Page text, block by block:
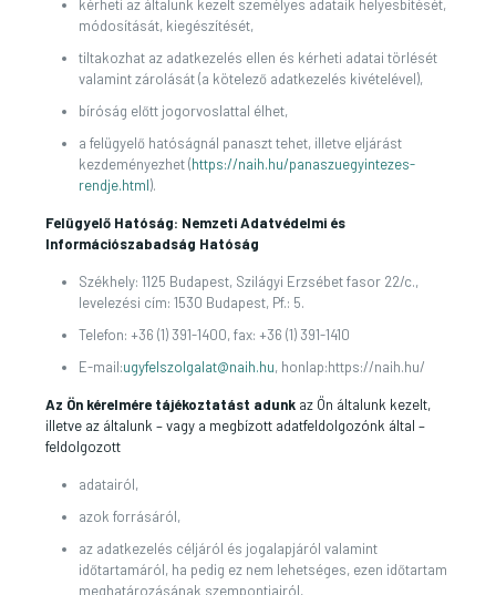
kérheti az általunk kezelt személyes adataik helyesbítését,
módosítását, kiegészítését,
tiltakozhat az adatkezelés ellen és kérheti adatai törlését
valamint zárolását (a kötelező adatkezelés kivételével),
bíróság előtt jogorvoslattal élhet,
a felügyelő hatóságnál panaszt tehet, illetve eljárást
kezdeményezhet (https://naih.hu/panaszuegyintezes-
rendje.html).
Felügyelő Hatóság: Nemzeti Adatvédelmi és
Információszabadság Hatóság
Székhely: 1125 Budapest, Szilágyi Erzsébet fasor 22/c.,
levelezési cím: 1530 Budapest, Pf.: 5.
Telefon: +36 (1) 391-1400, fax: +36 (1) 391-1410
E-mail:ugyfelszolgalat@naih.hu, honlap:https://naih.hu/
Az Ön kérelmére tájékoztatást adunkaz Ön általunk kezelt,
illetve az általunk – vagy a megbízott adatfeldolgozónk által –
feldolgozott
adatairól,
azok forrásáról,
az adatkezelés céljáról és jogalapjáról valamint
időtartamáról, ha pedig ez nem lehetséges, ezen időtartam
meghatározásának szempontjairól,